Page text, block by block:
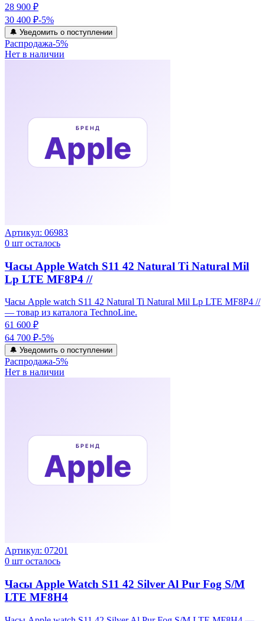
28 900 ₽
30 400 ₽-5%
🔔 Уведомить о поступлении
Распродажа-5%
Нет в наличии
Артикул: 06983
0 шт осталось
Часы Apple Watch S11 42 Natural Ti Natural Mil
Lp LTE MF8P4 //
Часы Apple watch S11 42 Natural Ti Natural Mil Lp LTE MF8P4 //
— товар из каталога TechnoLine.
61 600 ₽
64 700 ₽-5%
🔔 Уведомить о поступлении
Распродажа-5%
Нет в наличии
Артикул: 07201
0 шт осталось
Часы Apple Watch S11 42 Silver Al Pur Fog S/M
LTE MF8H4